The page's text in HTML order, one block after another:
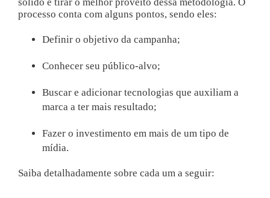
sólido e tirar o melhor proveito dessa metodologia. O
processo conta com alguns pontos, sendo eles:
Definir o objetivo da campanha;
Conhecer seu público-alvo;
Buscar e adicionar tecnologias que auxiliam a
marca a ter mais resultado;
Fazer o investimento em mais de um tipo de
mídia.
Saiba detalhadamente sobre cada um a seguir: